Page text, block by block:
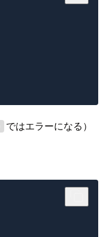
ではエラーになる）